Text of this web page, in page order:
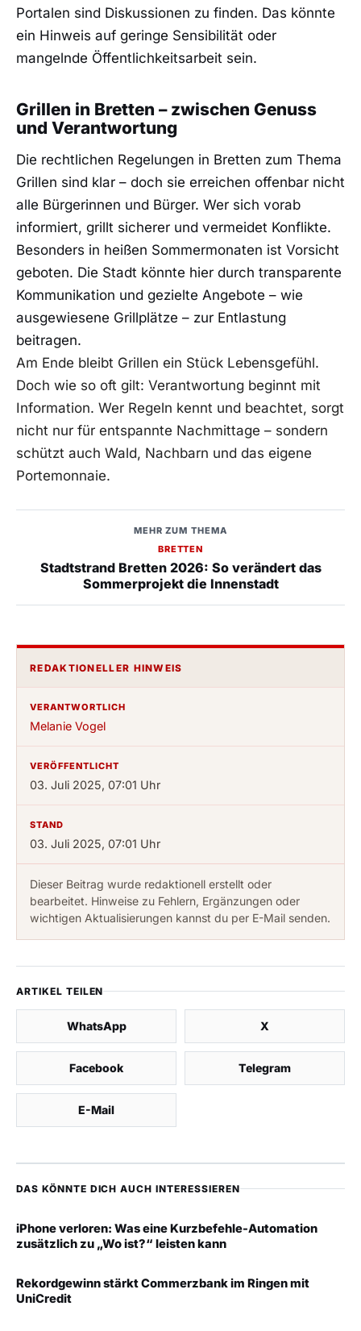
Portalen sind Diskussionen zu finden. Das könnte
ein Hinweis auf geringe Sensibilität oder
mangelnde Öffentlichkeitsarbeit sein.
Grillen in Bretten – zwischen Genuss
und Verantwortung
Die rechtlichen Regelungen in Bretten zum Thema
Grillen sind klar – doch sie erreichen offenbar nicht
alle Bürgerinnen und Bürger. Wer sich vorab
informiert, grillt sicherer und vermeidet Konflikte.
Besonders in heißen Sommermonaten ist Vorsicht
geboten. Die Stadt könnte hier durch transparente
Kommunikation und gezielte Angebote – wie
ausgewiesene Grillplätze – zur Entlastung
beitragen.
Am Ende bleibt Grillen ein Stück Lebensgefühl.
Doch wie so oft gilt: Verantwortung beginnt mit
Information. Wer Regeln kennt und beachtet, sorgt
nicht nur für entspannte Nachmittage – sondern
schützt auch Wald, Nachbarn und das eigene
Portemonnaie.
MEHR ZUM THEMA
BRETTEN
Stadtstrand Bretten 2026: So verändert das
Sommerprojekt die Innenstadt
REDAKTIONELLER HINWEIS
VERANTWORTLICH
Melanie Vogel
VERÖFFENTLICHT
03. Juli 2025, 07:01 Uhr
STAND
03. Juli 2025, 07:01 Uhr
Dieser Beitrag wurde redaktionell erstellt oder
bearbeitet. Hinweise zu Fehlern, Ergänzungen oder
wichtigen Aktualisierungen kannst du per E-Mail senden.
ARTIKEL TEILEN
WhatsApp X
Facebook Telegram
E-Mail
DAS KÖNNTE DICH AUCH INTERESSIEREN
iPhone verloren: Was eine Kurzbefehle-Automation
zusätzlich zu „Wo ist?“ leisten kann
Rekordgewinn stärkt Commerzbank im Ringen mit
UniCredit